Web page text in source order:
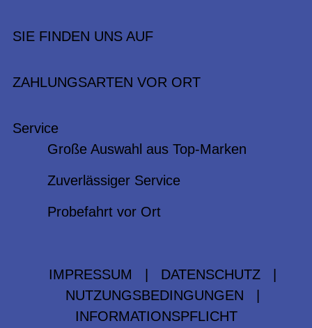
SIE FINDEN UNS AUF
ZAHLUNGSARTEN VOR ORT
Service
Große Auswahl aus Top-Marken
Zuverlässiger Service
Probefahrt vor Ort
IMPRESSUM DATENSCHUTZ
NUTZUNGSBEDINGUNGEN
INFORMATIONSPFLICHT